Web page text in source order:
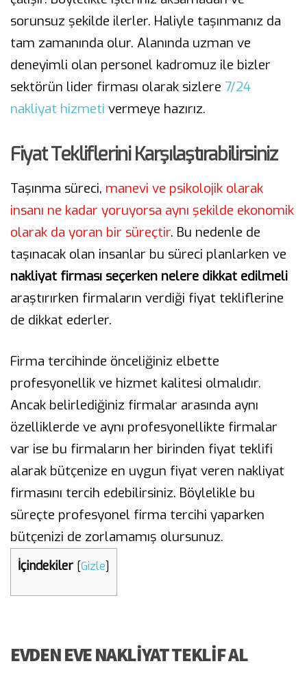
sorunsuz şekilde ilerler. Haliyle taşınmanız da
tam zamanında olur. Alanında uzman ve
deneyimli olan personel kadromuz ile bizler
sektörün lider firması olarak sizlere 7/24
nakliyat hizmeti vermeye hazırız.
Fiyat Tekliflerini Karşılaştırabilirsiniz
Taşınma süreci, manevi ve psikolojik olarak
insanı ne kadar yoruyorsa aynı şekilde ekonomik
olarak da yoran bir süreçtir. Bu nedenle de
taşınacak olan insanlar bu süreci planlarken ve
nakliyat firması seçerken nelere dikkat edilmeli
araştırırken firmaların verdiği fiyat tekliflerine
de dikkat ederler.
Firma tercihinde önceliğiniz elbette
profesyonellik ve hizmet kalitesi olmalıdır.
Ancak belirlediğiniz firmalar arasında aynı
özelliklerde ve aynı profesyonellikte firmalar
var ise bu firmaların her birinden fiyat teklifi
alarak bütçenize en uygun fiyat veren nakliyat
firmasını tercih edebilirsiniz. Böylelikle bu
süreçte profesyonel firma tercihi yaparken
bütçenizi de zorlamamış olursunuz.
İçindekiler [Gizle]
EVDEN EVE NAKLIYAT TEKLIF AL